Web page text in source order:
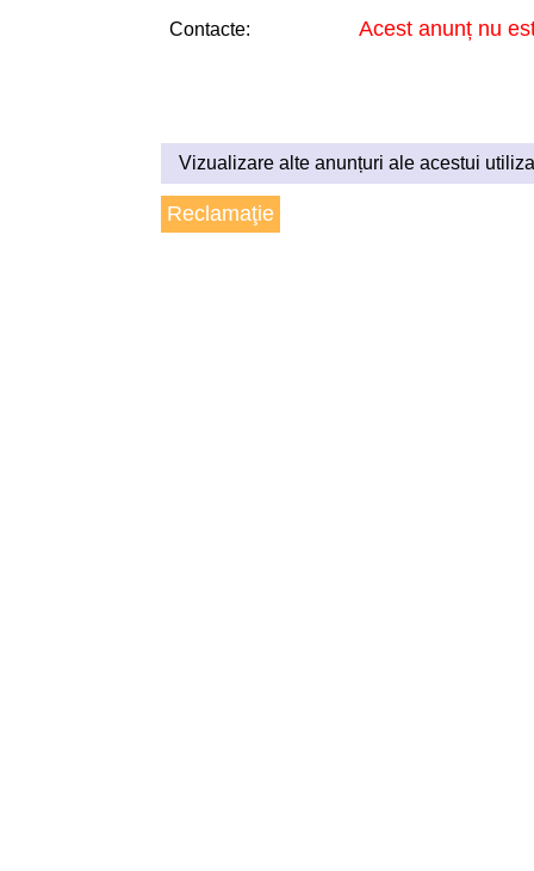
Contacte: Acest anunț nu
Vizualizare alte anunțuri ale acestui
Reclamaţie